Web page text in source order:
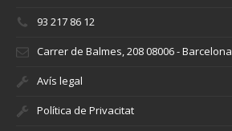
93 217 86 12
Carrer de Balmes, 208 08006 - Barcelona
Avís legal
Política de Privacitat